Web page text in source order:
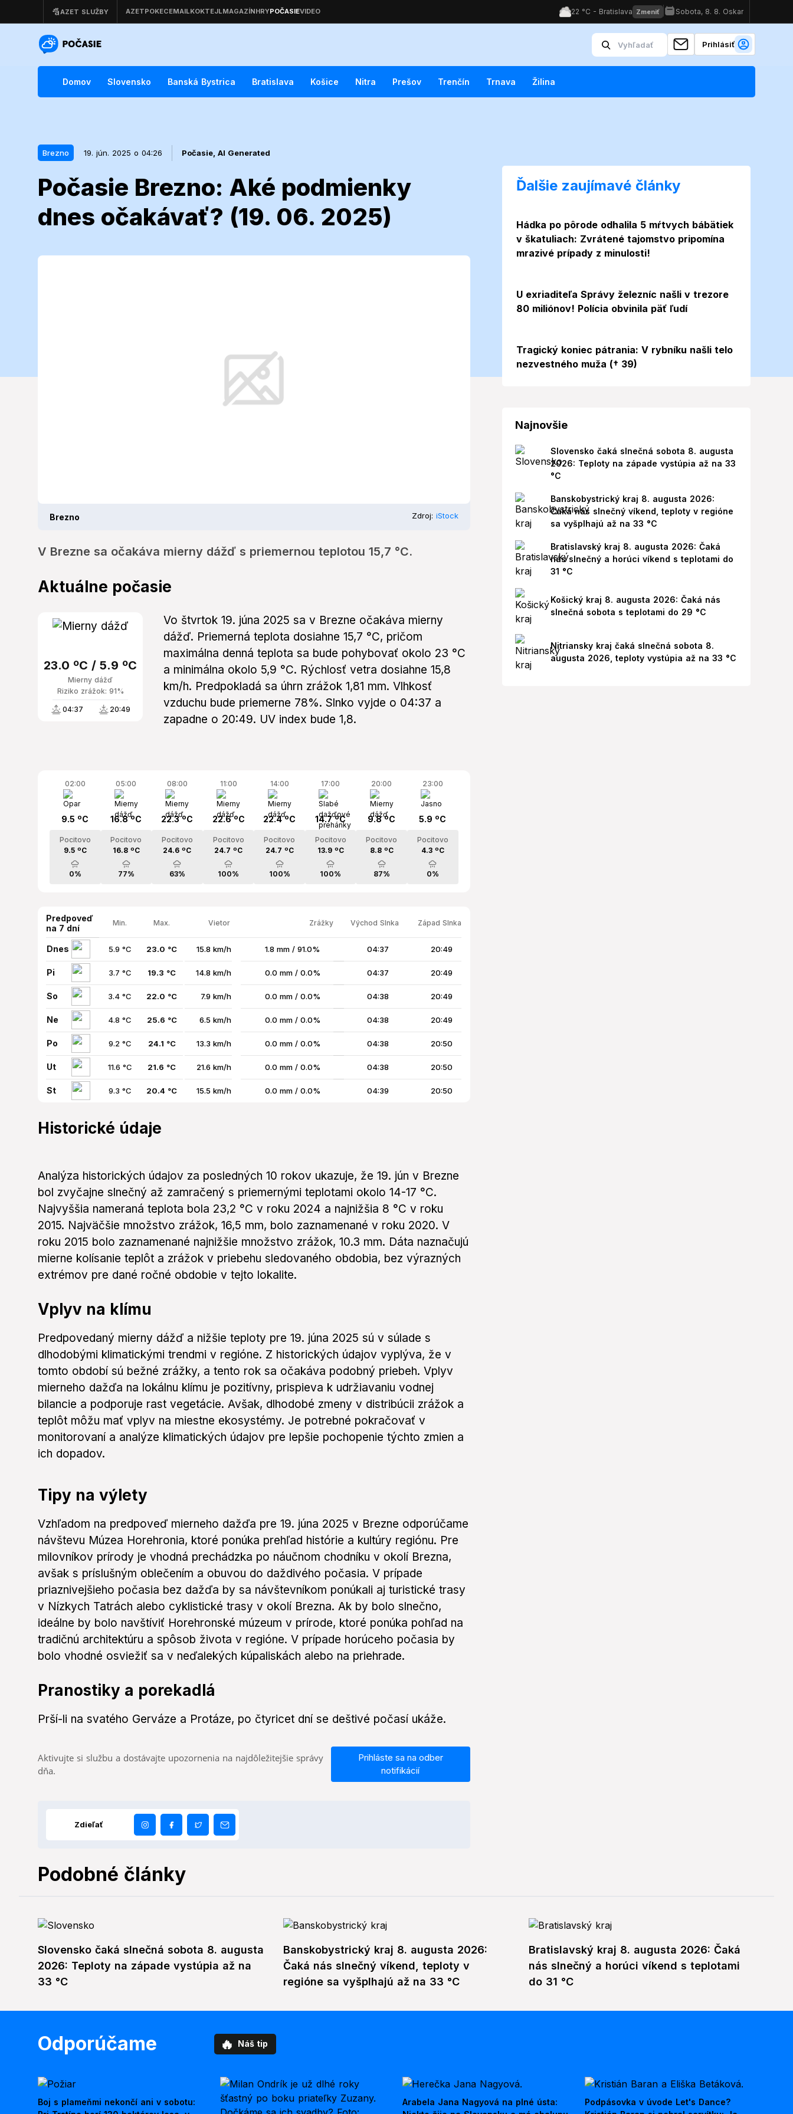
Prihlásiť
Domov Slovensko Banská Bystrica Bratislava Košice Nitra Prešov Trenčín Trnava Žilina
Brezno 19. jún. 2025 o 04:26 Počasie, AI Generated
Počasie Brezno: Aké podmienky
dnes očakávať? (19. 06. 2025)
Brezno Zdroj: iStock
V Brezne sa očakáva mierny dážď s priemernou teplotou 15,7 °C.
Počasie Brezno: Aké
V Brezne sa očakáva mierny dážď s priemernou teplotou 15,7 °C.
Aktuálne počasie
Mierny dážď
23.0 ºC / 5.9 ºC
Riziko zrážok: 91%
04:37 20:49
Vo štvrtok 19. júna 2025 sa v Brezne očakáva mierny
dážď. Priemerná teplota dosiahne 15,7 °C, pričom
maximálna denná teplota sa bude pohybovať okolo 23 °C
a minimálna okolo 5,9 °C. Rýchlosť vetra dosiahne 15,8
km/h. Predpokladá sa úhrn zrážok 1,81 mm. Vlhkosť
vzduchu bude priemerne 78%. Slnko vyjde o 04:37 a
zapadne o 20:49. UV index bude 1,8.
02:00
9.5 ºC
Pocitovo
9.5 ºC
0%
05:00
16.8 ºC
Pocitovo
16.8 ºC
77%
08:00
22.3 ºC
Pocitovo
24.6 ºC
63%
11:00
22.6 ºC
Pocitovo
24.7 ºC
100%
14:00
22.4 ºC
Pocitovo
24.7 ºC
100%
17:00
14.7 ºC
Pocitovo
13.9 ºC
100%
20:00
9.8 ºC
Pocitovo
8.8 ºC
87%
23:00
5.9 ºC
Pocitovo
4.3 ºC
0%
Predpoveď
na 7 dní
Min. Max. Vietor Zrážky Východ Slnka Západ Slnka
Dnes 5.9 °C 23.0 °C 15.8 km/h 1.8 mm / 91.0% 04:37 20:49
Pi 3.7 °C 19.3 °C 14.8 km/h 0.0 mm / 0.0% 04:37 20:49
So 3.4 °C 22.0 °C 7.9 km/h 0.0 mm / 0.0% 04:38 20:49
Ne 4.8 °C 25.6 °C 6.5 km/h 0.0 mm / 0.0% 04:38 20:49
Po 9.2 °C 24.1 °C 13.3 km/h 0.0 mm / 0.0% 04:38 20:50
Ut 11.6 °C 21.6 °C 21.6 km/h 0.0 mm / 0.0% 04:38 20:50
St 9.3 °C 20.4 °C 15.5 km/h 0.0 mm / 0.0% 04:39 20:50
Historické údaje
Analýza historických údajov za posledných 10 rokov ukazuje, že 19. jún v Brezne
bol zvyčajne slnečný až zamračený s priemernými teplotami okolo 14-17 °C.
Najvyššia nameraná teplota bola 23,2 °C v roku 2024 a najnižšia 8 °C v roku
2015. Najväčšie množstvo zrážok, 16,5 mm, bolo zaznamenané v roku 2020. V
roku 2015 bolo zaznamenané najnižšie množstvo zrážok, 10.3 mm. Dáta naznačujú
mierne kolísanie teplôt a zrážok v priebehu sledovaného obdobia, bez výrazných
extrémov pre dané ročné obdobie v tejto lokalite.
Vplyv na klímu
Predpovedaný mierny dážď a nižšie teploty pre 19. júna 2025 sú v súlade s
dlhodobými klimatickými trendmi v regióne. Z historických údajov vyplýva, že v
tomto období sú bežné zrážky, a tento rok sa očakáva podobný priebeh. Vplyv
mierneho dažďa na lokálnu klímu je pozitívny, prispieva k udržiavaniu vodnej
bilancie a podporuje rast vegetácie. Avšak, dlhodobé zmeny v distribúcii zrážok a
teplôt môžu mať vplyv na miestne ekosystémy. Je potrebné pokračovať v
monitorovaní a analýze klimatických údajov pre lepšie pochopenie týchto zmien a
ich dopadov.
Tipy na výlety
Vzhľadom na predpoveď mierneho dažďa pre 19. júna 2025 v Brezne odporúčame
návštevu Múzea Horehronia, ktoré ponúka prehľad histórie a kultúry regiónu. Pre
milovníkov prírody je vhodná prechádzka po náučnom chodníku v okolí Brezna,
avšak s príslušným oblečením a obuvou do daždivého počasia. V prípade
priaznivejšieho počasia bez dažďa by sa návštevníkom ponúkali aj turistické trasy
v Nízkych Tatrách alebo cyklistické trasy v okolí Brezna. Ak by bolo slnečno,
ideálne by bolo navštíviť Horehronské múzeum v prírode, ktoré ponúka pohľad na
tradičnú architektúru a spôsob života v regióne. V prípade horúceho počasia by
bolo vhodné osviežiť sa v neďalekých kúpaliskách alebo na priehrade.
Pranostiky a porekadlá
Prší-li na svatého Gerváze a Protáze, po čtyricet dní se deštivé počasí ukáže.
Aktivujte si službu a dostávajte upozornenia na najdôležitejšie správy
dňa.
Prihláste sa na odber
notifikácií
Zdieľať
Ďalšie zaujímavé články
Hádka po pôrode odhalila 5 mŕtvych bábätiek
v škatuliach: Zvrátené tajomstvo pripomína
mrazivé prípady z minulosti!
U exriaditeľa Správy železníc našli v trezore
80 miliónov! Polícia obvinila päť ľudí
Tragický koniec pátrania: V rybníku našli telo
nezvestného muža († 39)
Najnovšie
Slovensko čaká slnečná sobota 8. augusta
2026: Teploty na západe vystúpia až na 33
°C
Banskobystrický kraj 8. augusta 2026:
Čaká nás slnečný víkend, teploty v regióne
sa vyšplhajú až na 33 °C
Bratislavský kraj 8. augusta 2026: Čaká
nás slnečný a horúci víkend s teplotami do
31 °C
Košický kraj 8. augusta 2026: Čaká nás
slnečná sobota s teplotami do 29 °C
Nitriansky kraj čaká slnečná sobota 8.
augusta 2026, teploty vystúpia až na 33 °C
Podobné články
Slovensko čaká slnečná sobota 8. augusta
2026: Teploty na západe vystúpia až na
33 °C
Banskobystrický kraj 8. augusta 2026:
Čaká nás slnečný víkend, teploty v
regióne sa vyšplhajú až na 33 °C
Bratislavský kraj 8. augusta 2026: Čaká
nás slnečný a horúci víkend s teplotami
do 31 °C
Odporúčame 🔥 Náš tip
Boj s plameňmi nekončí ani v sobotu:
Arabela Jana Nagyová na plné ústa:
Podpásovka v úvode Let's Dance?